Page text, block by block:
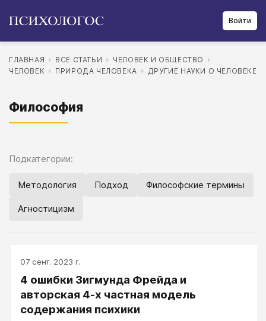
Войти
ГЛАВНАЯ ВСЕ СТАТЬИ
ЧЕЛОВЕК И ОБЩЕСТВО
ЧЕЛОВЕК
ПРИРОДА ЧЕЛОВЕКА ДРУГИЕ НАУКИ О ЧЕЛОВЕКЕ
Философия
Подкатегории:
Методология Подход Философские термины
Агностицизм
07 сент. 2023 г.
4 ошибки Зигмунда Фрейда и
авторская 4-х частная модель
содержания психики